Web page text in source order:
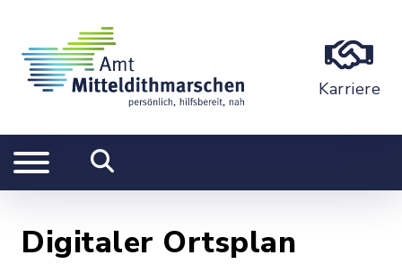
Karriere
Digitaler Ortsplan